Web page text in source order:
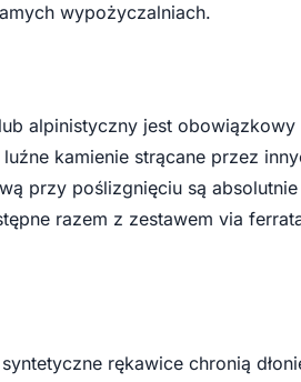
wypożyczalniach.
alpinistyczny jest obowiązkowy
kamienie strącane przez
przy poślizgnięciu są
razem z zestawem via
rękawice chronią